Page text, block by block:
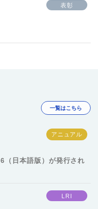
表彰
一覧はこちら
（日本語版）が発行され
LRI